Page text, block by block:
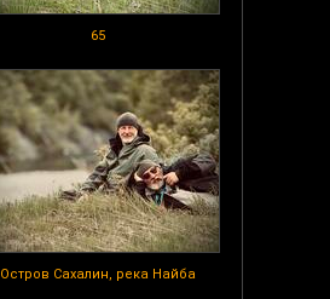
65
Остров Сахалин, река Найба